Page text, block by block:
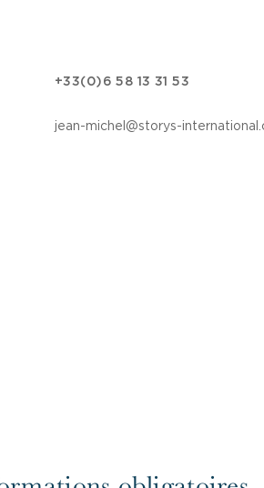
+33(0)6 58 13 31 53
jean-michel@storys-